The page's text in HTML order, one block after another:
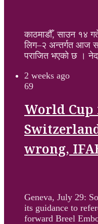
काठमाडौँ, साउन १४
लिग–२ अन्तर्गत आज
पराजित भएको छ ।
2 weeks ago
69
World
wrong,
Geneva, July 29:
its guidance to
forward Breel